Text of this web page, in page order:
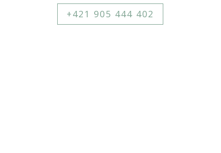
+421 905 444 402